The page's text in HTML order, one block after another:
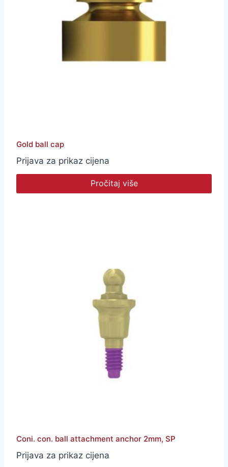
Gold ball cap
Prijava za prikaz cijena
Pročitaj više
Coni. con. ball attachment anchor 2mm, SP
Prijava za prikaz cijena